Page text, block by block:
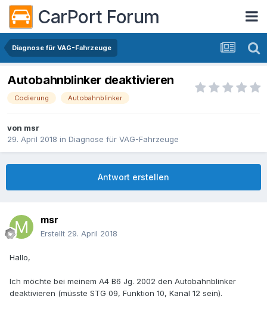
CarPort Forum
Diagnose für VAG-Fahrzeuge
Autobahnblinker deaktivieren
Codierung Autobahnblinker
von msr
29. April 2018 in Diagnose für VAG-Fahrzeuge
Antwort erstellen
msr
Erstellt 29. April 2018
Hallo,
Ich möchte bei meinem A4 B6 Jg. 2002 den Autobahnblinker
deaktivieren (müsste STG 09, Funktion 10, Kanal 12 sein).